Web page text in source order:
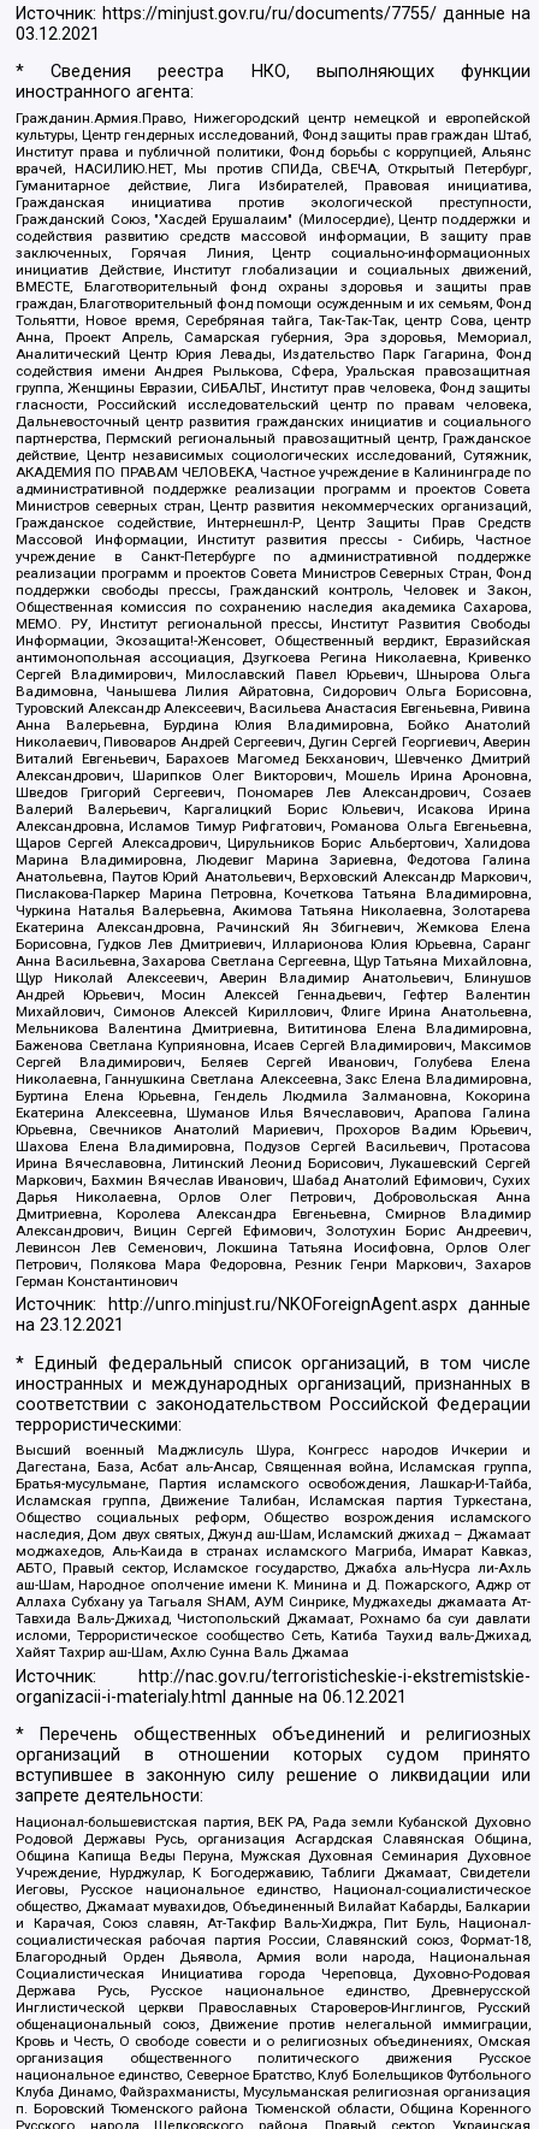
Источник: https://minjust.gov.ru/ru/documents/7755/ данные на
03.12.2021
* Сведения реестра НКО, выполняющих функции
иностранного агента:
Гражданин.Армия.Право, Нижегородский центр немецкой и европейской
культуры, Центр гендерных исследований, Фонд защиты прав граждан Штаб,
Институт права и публичной политики, Фонд борьбы с коррупцией, Альянс
врачей, НАСИЛИЮ.НЕТ, Мы против СПИДа, СВЕЧА, Открытый Петербург,
Гуманитарное действие, Лига Избирателей, Правовая инициатива,
Гражданская инициатива против экологической преступности,
Гражданский Союз, "Хасдей Ерушалаим" (Милосердие), Центр поддержки и
содействия развитию средств массовой информации, В защиту прав
заключенных, Горячая Линия, Центр социально-информационных
инициатив Действие, Институт глобализации и социальных движений,
ВМЕСТЕ, Благотворительный фонд охраны здоровья и защиты прав
граждан, Благотворительный фонд помощи осужденным и их семьям, Фонд
Тольятти, Новое время, Серебряная тайга, Так-Так-Так, центр Сова, центр
Анна, Проект Апрель, Самарская губерния, Эра здоровья, Мемориал,
Аналитический Центр Юрия Левады, Издательство Парк Гагарина, Фонд
содействия имени Андрея Рылькова, Сфера, Уральская правозащитная
группа, Женщины Евразии, СИБАЛЬТ, Институт прав человека, Фонд защиты
гласности, Российский исследовательский центр по правам человека,
Дальневосточный центр развития гражданских инициатив и социального
партнерства, Пермский региональный правозащитный центр, Гражданское
действие, Центр независимых социологических исследований, Сутяжник,
АКАДЕМИЯ ПО ПРАВАМ ЧЕЛОВЕКА, Частное учреждение в Калининграде по
административной поддержке реализации программ и проектов Совета
Министров северных стран, Центр развития некоммерческих организаций,
Гражданское содействие, Интернешнл-Р, Центр Защиты Прав Средств
Массовой Информации, Институт развития прессы - Сибирь, Частное
учреждение в Санкт-Петербурге по административной поддержке
реализации программ и проектов Совета Министров Северных Стран, Фонд
поддержки свободы прессы, Гражданский контроль, Человек и Закон,
Общественная комиссия по сохранению наследия академика Сахарова,
МЕМО. РУ, Институт региональной прессы, Институт Развития Свободы
Информации, Экозащита!-Женсовет, Общественный вердикт, Евразийская
антимонопольная ассоциация, Дзугкоева Регина Николаевна, Кривенко
Сергей Владимирович, Милославский Павел Юрьевич, Шнырова Ольга
Вадимовна, Чанышева Лилия Айратовна, Сидорович Ольга Борисовна,
Туровский Александр Алексеевич, Васильева Анастасия Евгеньевна, Ривина
Анна Валерьевна, Бурдина Юлия Владимировна, Бойко Анатолий
Николаевич, Пивоваров Андрей Сергеевич, Дугин Сергей Георгиевич, Аверин
Виталий Евгеньевич, Барахоев Магомед Бекханович, Шевченко Дмитрий
Александрович, Шарипков Олег Викторович, Мошель Ирина Ароновна,
Шведов Григорий Сергеевич, Пономарев Лев Александрович, Созаев
Валерий Валерьевич, Каргалицкий Борис Юльевич, Исакова Ирина
Александровна, Исламов Тимур Рифгатович, Романова Ольга Евгеньевна,
Щаров Сергей Алексадрович, Цирульников Борис Альбертович, Халидова
Марина Владимировна, Людевиг Марина Зариевна, Федотова Галина
Анатольевна, Паутов Юрий Анатольевич, Верховский Александр Маркович,
Пислакова-Паркер Марина Петровна, Кочеткова Татьяна Владимировна,
Чуркина Наталья Валерьевна, Акимова Татьяна Николаевна, Золотарева
Екатерина Александровна, Рачинский Ян Збигневич, Жемкова Елена
Борисовна, Гудков Лев Дмитриевич, Илларионова Юлия Юрьевна, Саранг
Анна Васильевна, Захарова Светлана Сергеевна, Щур Татьяна Михайловна,
Щур Николай Алексеевич, Аверин Владимир Анатольевич, Блинушов
Андрей Юрьевич, Мосин Алексей Геннадьевич, Гефтер Валентин
Михайлович, Симонов Алексей Кириллович, Флиге Ирина Анатольевна,
Мельникова Валентина Дмитриевна, Вититинова Елена Владимировна,
Баженова Светлана Куприяновна, Исаев Сергей Владимирович, Максимов
Сергей Владимирович, Беляев Сергей Иванович, Голубева Елена
Николаевна, Ганнушкина Светлана Алексеевна, Закс Елена Владимировна,
Буртина Елена Юрьевна, Гендель Людмила Залмановна, Кокорина
Екатерина Алексеевна, Шуманов Илья Вячеславович, Арапова Галина
Юрьевна, Свечников Анатолий Мариевич, Прохоров Вадим Юрьевич,
Шахова Елена Владимировна, Подузов Сергей Васильевич, Протасова
Ирина Вячеславовна, Литинский Леонид Борисович, Лукашевский Сергей
Маркович, Бахмин Вячеслав Иванович, Шабад Анатолий Ефимович, Сухих
Дарья Николаевна, Орлов Олег Петрович, Добровольская Анна
Дмитриевна, Королева Александра Евгеньевна, Смирнов Владимир
Александрович, Вицин Сергей Ефимович, Золотухин Борис Андреевич,
Левинсон Лев Семенович, Локшина Татьяна Иосифовна, Орлов Олег
Петрович, Полякова Мара Федоровна, Резник Генри Маркович, Захаров
Герман Константинович
Источник: http://unro.minjust.ru/NKOForeignAgent.aspxданные
на23.12.2021
* Единый федеральный список организаций, в том числе
иностранных и международных организаций, признанных в
соответствии с законодательством Российской Федерации
террористическими:
Высший военный Маджлисуль Шура, Конгресс народов Ичкерии и
Дагестана, База, Асбат аль-Ансар, Священная война, Исламская группа,
Братья-мусульмане, Партия исламского освобождения, Лашкар-И-Тайба,
Исламская группа, Движение Талибан, Исламская партия Туркестана,
Общество социальных реформ, Общество возрождения исламского
наследия, Дом двух святых, Джунд аш-Шам, Исламский джихад – Джамаат
моджахедов, Аль-Каида в странах исламского Магриба, Имарат Кавказ,
АБТО, Правый сектор, Исламское государство, Джабха аль-Нусра ли-Ахль
аш-Шам, Народное ополчение имени К. Минина и Д. Пожарского, Аджр от
Аллаха Субхану уа Тагьаля SHAM, АУМ Синрике, Муджахеды джамаата Ат-
Тавхида Валь-Джихад, Чистопольский Джамаат, Рохнамо ба суи давлати
исломи, Террористическое сообщество Сеть, Катиба Таухид валь-Джихад,
Хайят Тахрир аш-Шам, Ахлю Сунна Валь Джамаа
Источник:
http://nac.gov.ru/terroristicheskie-i-ekstremistskie-
organizacii-i-materialy.html данные на06.12.2021
* Перечень общественных объединений и религиозных
организаций в отношении которых судом принято
вступившее в законную силу решение о ликвидации или
запрете деятельности:
Национал-большевистская партия, ВЕК РА, Рада земли Кубанской Духовно
Родовой Державы Русь, организация Асгардская Славянская Община,
Община Капища Веды Перуна, Мужская Духовная Семинария Духовное
Учреждение, Нурджулар, К Богодержавию, Таблиги Джамаат, Свидетели
Иеговы, Русское национальное единство, Национал-социалистическое
общество, Джамаат мувахидов, Объединенный Вилайат Кабарды, Балкарии
и Карачая, Союз славян, Ат-Такфир Валь-Хиджра, Пит Буль, Национал-
социалистическая рабочая партия России, Славянский союз, Формат-18,
Благородный Орден Дьявола, Армия воли народа, Национальная
Социалистическая Инициатива города Череповца, Духовно-Родовая
Держава Русь, Русское национальное единство, Древнерусской
Инглистической церкви Православных Староверов-Инглингов, Русский
общенациональный союз, Движение против нелегальной иммиграции,
Кровь и Честь, О свободе совести и о религиозных объединениях, Омская
организация общественного политического движения Русское
национальное единство, Северное Братство, Клуб Болельщиков Футбольного
Клуба Динамо, Файзрахманисты, Мусульманская религиозная организация
п. Боровский Тюменского района Тюменской области, Община Коренного
Русского народа Щелковского района, Правый сектор, Украинская